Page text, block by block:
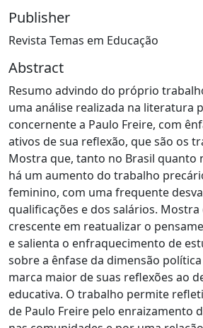
Publisher
Revista Temas em Educação
Abstract
Resumo advindo do próprio
uma análise realizada na literatura
concernente a Paulo Freire, com
ativos de sua reflexão, que são os
Mostra que, tanto no Brasil quanto
há um aumento do trabalho
feminino, com uma frequente
qualificações e dos salários.
crescente em reatualizar o
e salienta o enfraquecimento de
sobre a ênfase da dimensão
marca maior de suas reflexões ao
educativa. O trabalho permite
de Paulo Freire pelo enraizamento